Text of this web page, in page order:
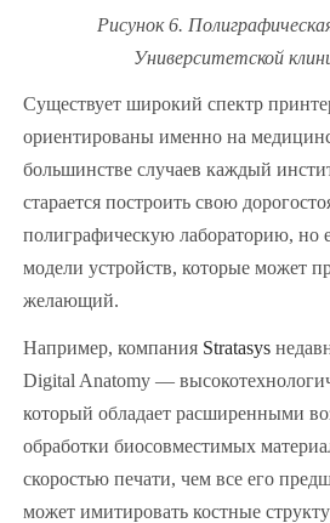
Рисунок 6.
Университетской
Существует широкий спектр
ориентированы именно на
большинстве случаев каждый
старается построить свою
полиграфическую лабораторию, но
модели устройств, которые может
желающий.
Например, компания Stratasys
Digital Anatomy —
который обладает расширенными
обработки биосовместимых
скоростью печати, чем все его
может имитировать костные